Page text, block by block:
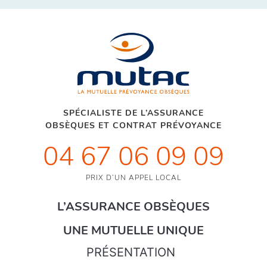
SPÉCIALISTE DE L’ASSURANCE
OBSÈQUES ET CONTRAT PRÉVOYANCE
04 67 06 09 09
PRIX D’UN APPEL LOCAL
L’ASSURANCE OBSÈQUES
UNE MUTUELLE UNIQUE
PRÉSENTATION